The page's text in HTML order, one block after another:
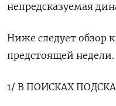
непредсказуемая
Ниже следует обзор
предстоящей недели.
1/ В ПОИСКАХ